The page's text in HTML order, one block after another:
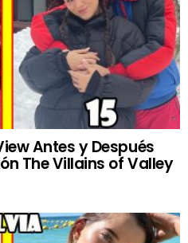
Antes y Después
The Villains of Valley